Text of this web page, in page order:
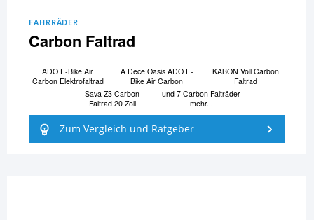
FAHRRÄDER
Carbon Faltrad
ADO E-Bike Air
Carbon Elektrofaltrad
A Dece Oasis ADO E-
Bike Air Carbon
KABON Voll Carbon
Faltrad
Sava Z3 Carbon
Faltrad 20 Zoll
und 7 Carbon Falträder
mehr...
Zum Vergleich und Ratgeber